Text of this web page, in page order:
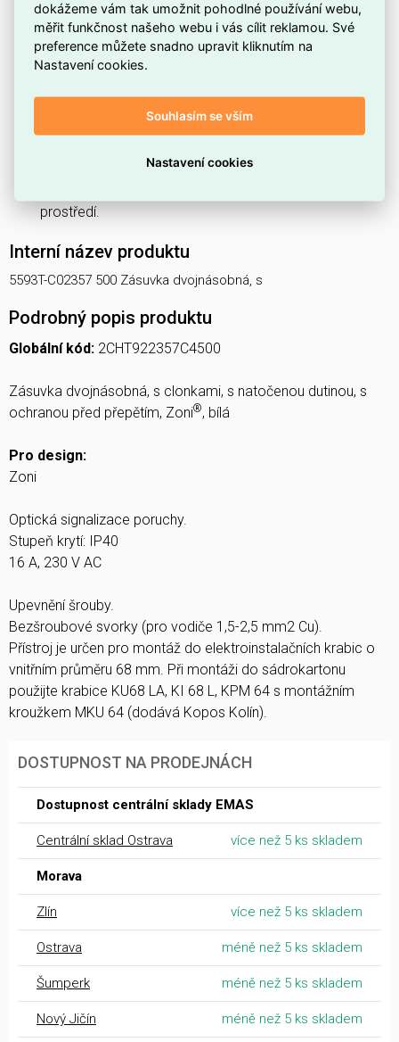
Je vybavenapřepěťovou ochranou , která pomáhá
chránit připojená zařízení před přepětím.
Zásuvka není vybavena
je vhodné zvážit jeho instalaci v rozváděči, pokud je
požadována zvýšená ochrana.
mechanické zajištění přístupu ke kontaktům.
prostředí.
Interní název produktu
5593T-C02357 500 Zásuvka dvojnásobná, s
Podrobný popis produktu
Globální kód: 2CHT922357C4500
Zásuvka dvojnásobná, s clonkami, s natočenou dutinou, s
ochranou před přepětím, Zoni®, bílá
Pro design:
Zoni
Optická signalizace poruchy.
Stupeň krytí: IP40
16 A, 230 V AC
Upevnění šrouby.
Bezšroubové svorky (pro vodiče 1,5-2,5 mm2 Cu).
Přístroj je určen pro montáž do elektroinstalačních krabic o
vnitřním průměru 68 mm. Při montáži do sádrokartonu
použijte krabice KU68 LA, KI 68 L, KPM 64 s montážním
kroužkem MKU 64 (dodává Kopos Kolín).
DOSTUPNOST NA PRODEJNÁCH
Dostupnost centrální sklady EMAS
Centrální sklad Ostrava více než 5 ks skladem
Morava
Zlín více než 5 ks skladem
Ostrava méně než 5 ks skladem
Šumperk méně než 5 ks skladem
Nový Jičín méně než 5 ks skladem
dokážeme vám tak umožnit pohodlné používání webu,
měřit funkčnost našeho webu i vás cílit reklamou. Své
preference můžete snadno upravit kliknutím na
Nastavení cookies.
Souhlasím se vším
Nastavení cookies